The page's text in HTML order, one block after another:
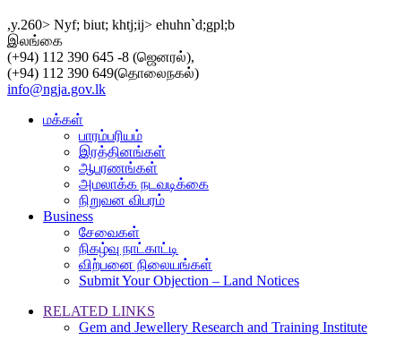
,y.260> Nyf; biut; khtj;ij> ehuhn`d;gpl;b
இலங்கை
(+94) 112 390 645 -8 (ஜெனரல்),
(+94) 112 390 649(தொலைநகல்)
info@ngja.gov.lk
மக்கள்
பாரம்பரியம்
இரத்தினங்கள்
ஆபரணங்கள்
அமலாக்க நடவடிக்கை
நிறுவன விபரம்
Business
சேவைகள்
நிகழ்வு நாட்காட்டி
விற்பனை நிலையங்கள்
Submit Your Objection – Land Notices
RELATED LINKS
Gem and Jewellery Research and Training Institute